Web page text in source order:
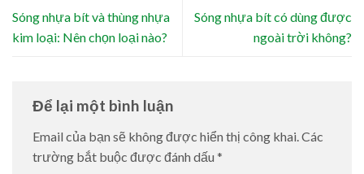
Sóng nhựa bít và thùng nhựa
kim loại: Nên chọn loại nào?
Sóng nhựa bít có dùng được
ngoài trời không?
Để lại một bình luận
Email của bạn sẽ không được hiển thị công khai. Các
trường bắt buộc được đánh dấu *